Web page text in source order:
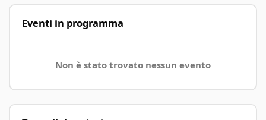
Eventi in programma
Non è stato trovato nessun evento